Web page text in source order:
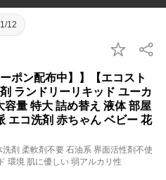
1/12
ポン配布中】】【エコスト
ランドリーリキッド ユーカ
容量 特大 詰め替え 液体 部屋
エコ洗剤 赤ちゃん ベビー 花
剤 柔軟剤不要 石油系 界面活性剤不使
環境 肌に優しい 弱アルカリ性